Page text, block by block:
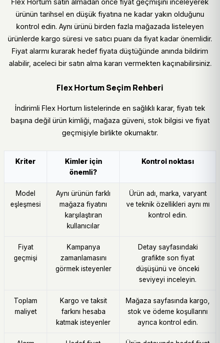
ürünün tarihsel en düşük fiyatına ne kadar yakın olduğunu
kontrol edin. Aynı ürünü birden fazla mağazada listeleyen
ürünlerde kargo süresi ve satıcı puanı da fiyat kadar önemlidir.
Fiyat alarmı kurarak hedef fiyata düştüğünde anında bildirim
alabilir, aceleci bir satın alma kararı vermekten kaçınabilirsiniz.
Flex Hortum Seçim Rehberi
İndirimli Flex Hortum listelerinde en sağlıklı karar, fiyatı tek
başına değil ürün kimliği, mağaza güveni, stok bilgisi ve fiyat
geçmişiyle birlikte okumaktır.
Kriter
Kimler için
önemli?
Kontrol noktası
Model
eşleşmesi
Aynı ürünün farklı
mağaza fiyatını
karşılaştıran
kullanıcılar
Ürün adı, marka, varyant
ve teknik özellikleri aynı mı
kontrol edin.
Fiyat
geçmişi
Kampanya
zamanlamasını
görmek isteyenler
Detay sayfasındaki
grafikte son fiyat
düşüşünü ve önceki
seviyeyi inceleyin.
Toplam
maliyet
Kargo ve taksit
farkını hesaba
katmak isteyenler
Mağaza sayfasında kargo,
stok ve ödeme koşullarını
ayrıca kontrol edin.